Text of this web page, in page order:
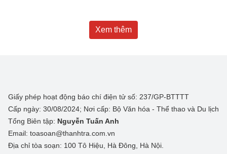
Xem thêm
Giấy phép hoạt động báo chí điện tử số: 237/GP-BTTTT
Cấp ngày: 30/08/2024; Nơi cấp: Bộ Văn hóa - Thể thao và Du lịch
Tổng Biên tập: Nguyễn Tuấn Anh
Email: toasoan@thanhtra.com.vn
Địa chỉ tòa soạn: 100 Tô Hiệu, Hà Đông, Hà Nội.